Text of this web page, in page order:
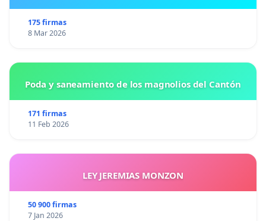
175 firmas
8 Mar 2026
Poda y saneamiento de los magnolios del Cantón
171 firmas
11 Feb 2026
LEY JEREMIAS MONZON
50 900 firmas
7 Jan 2026